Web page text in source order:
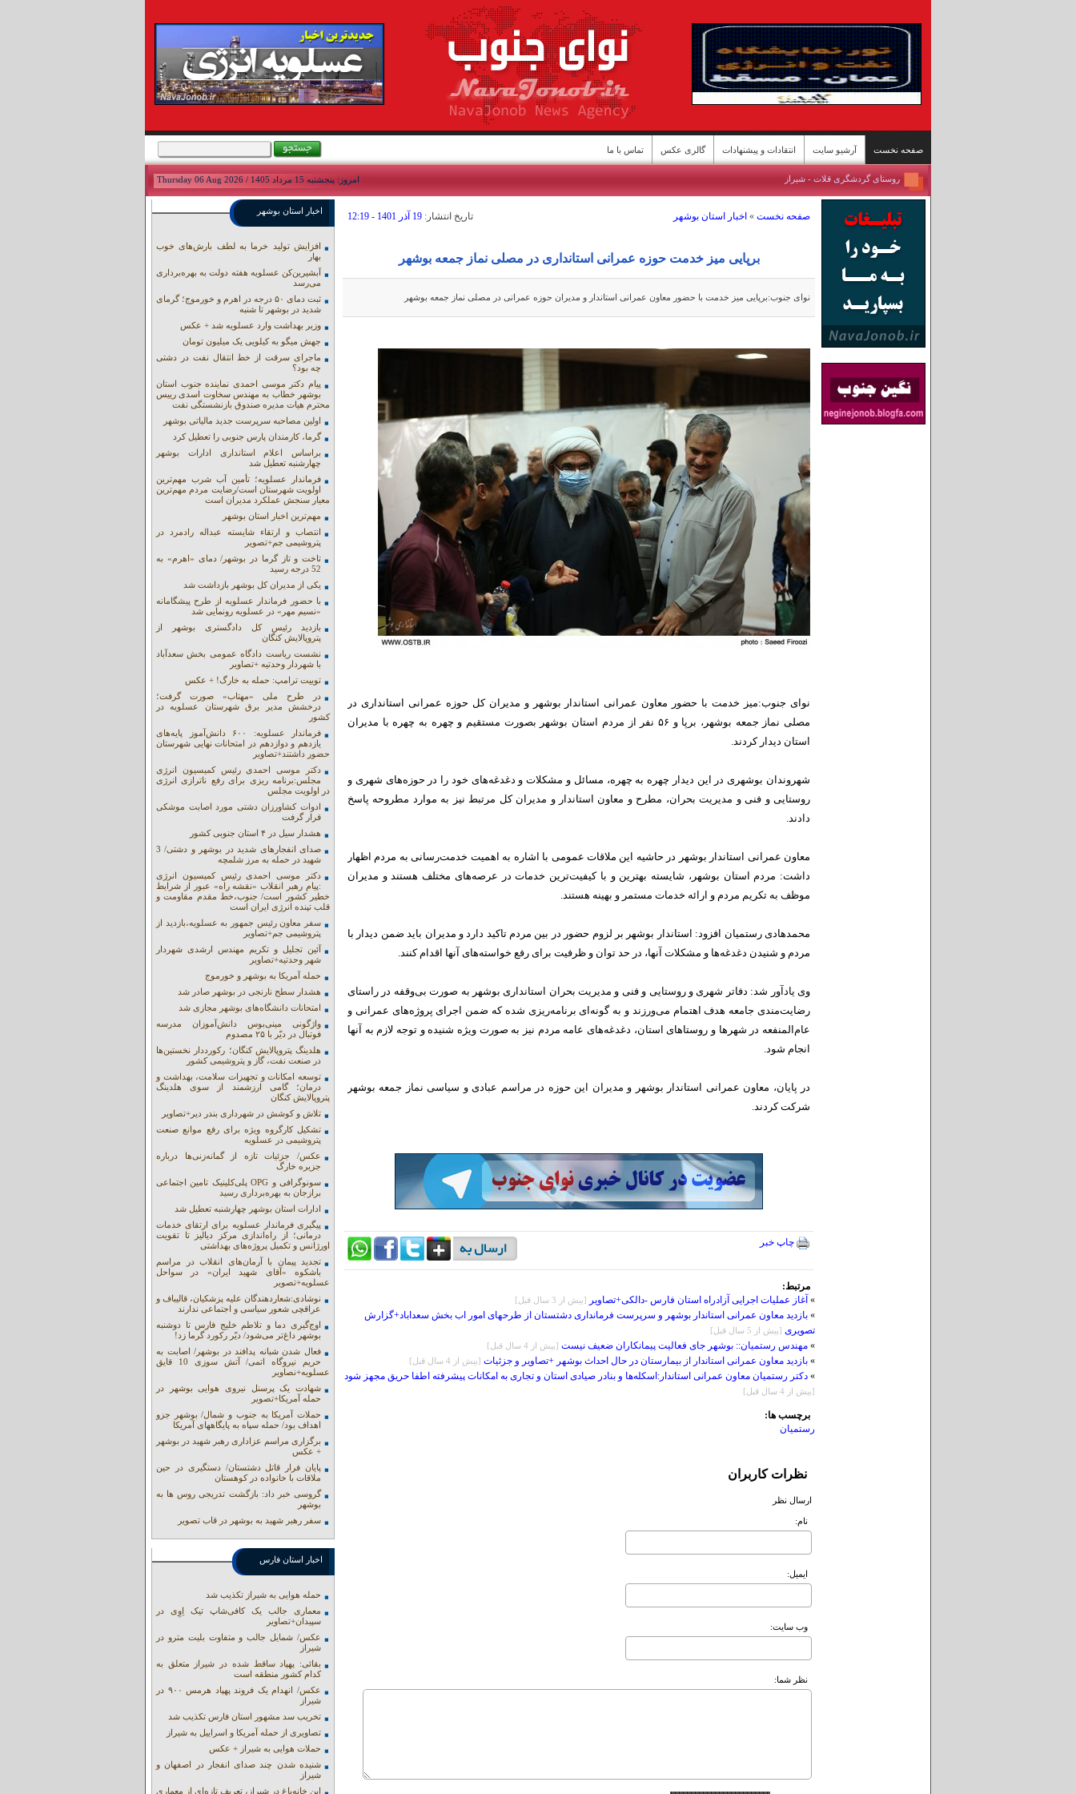
صفحه نخست آرشیو سایت انتقادات و پیشنهادات گالری عکس تماس با ما
روستای گردشگری قلات - شیراز
پل محور «رودان - بندرعباس» پس حمله آمریکا
بندرعباس جان ایران
نفیسه روشن از همدم جدیدش رونمایی کرد + عکس
عکس های آیت الله خامنه ای قبل از شهادت
اولین تصاویر از سردار وحیدی پس از جنگ
تصاویر/معماری خاص یک ایستگاه مترو
ییلاقات سوادکوه؛ پناهگاه خنک در اوج گرمای تابستان
مسابقات کشتی سنتی لوچو - روستای چرات
امروز: پنجشنبه 15 مرداد 1405 / Thursday 06 Aug 2026
صفحه نخست » اخبار استان بوشهر تاريخ انتشار: 19 آذر 1401 - 12:19
برپایی میز خدمت حوزه عمرانی استانداری در مصلی نماز جمعه بوشهر
نوای جنوب:برپایی میز خدمت با حضور معاون عمرانی استاندار و مدیران حوزه عمرانی در مصلی نماز جمعه بوشهر
نوای جنوب:میز خدمت با حضور معاون عمرانی استاندار بوشهر و مدیران کل حوزه عمرانی استانداری در
مصلی نماز جمعه بوشهر، برپا و ۵۶ نفر از مردم استان بوشهر بصورت مستقیم و چهره به چهره با مدیران
استان دیدار کردند.
شهروندان بوشهری در این دیدار چهره به چهره، مسائل و مشکلات و دغدغه‌های خود را در حوزه‌های شهری و
روستایی و فنی و مدیریت بحران، مطرح و معاون استاندار و مدیران کل مرتبط نیز به موارد مطروحه پاسخ
دادند.
معاون عمرانی استاندار بوشهر در حاشیه این ملاقات عمومی با اشاره به اهمیت خدمت‌رسانی به مردم اظهار
داشت: مردم استان بوشهر، شایسته بهترین و با کیفیت‌ترین خدمات در عرصه‌های مختلف هستند و مدیران
موظف به تکریم مردم و ارائه خدمات مستمر و بهینه هستند.
محمدهادی رستمیان افزود: استاندار بوشهر بر لزوم حضور در بین مردم تاکید دارد و مدیران باید ضمن دیدار با
مردم و شنیدن دغدغه‌ها و مشکلات آنها، در حد توان و ظرفیت برای رفع خواسته‌های آنها اقدام کنند.
وی یادآور شد: دفاتر شهری و روستایی و فنی و مدیریت بحران استانداری بوشهر به صورت بی‌وقفه در راستای
رضایت‌مندی جامعه هدف اهتمام می‌ورزند و به گونه‌ای برنامه‌ریزی شده که ضمن اجرای پروژه‌های عمرانی و
عام‌المنفعه در شهرها و روستاهای استان، دغدغه‌های عامه مردم نیز به صورت ویژه شنیده و توجه لازم به آنها
انجام شود.
در پایان، معاون عمرانی استاندار بوشهر و مدیران این حوزه در مراسم عبادی و سیاسی نماز جمعه بوشهر
شرکت کردند.
چاپ خبر
مرتبط:
» آغاز عملیات اجرایی آزادراه استان فارس -دالکی+تصاویر [بيش از 3 سال قبل]
» بازدید معاون عمرانی استاندار بوشهر و سرپرست فرمانداری دشتستان از طرحهای امور اب بخش سعداباد+گزارش
تصویری [بيش از 5 سال قبل]
» مهندس رستمیان:: بوشهر جای فعالیت پیمانکاران ضعیف نیست [بيش از 4 سال قبل]
» بازدید معاون عمرانی استاندار از بیمارستان در حال احداث بوشهر +تصاویر و جزئیات [بيش از 4 سال قبل]
» دکتر رستمیان معاون عمرانی استاندار:اسکله‌ها و بنادر صیادی استان و تجاری به امکانات پیشرفته اطفا حریق مجهز شود
[بيش از 4 سال قبل]
برچسب ها:
رستمیان
نظرات کاربران
ارسال نظر
نام:
ايميل:
وب سايت:
نظر شما:
اخبار استان بوشهر
افزایش تولید خرما به لطف بارش‌های خوب
بهار
آبشیرین‌کن عسلویه هفته دولت به بهره‌برداری
می‌رسد
ثبت دمای ۵۰ درجه در اهرم و خورموج؛ گرمای
شدید در بوشهر تا شنبه
وزیر بهداشت وارد عسلویه شد + عکس
جهش میگو به کیلویی یک میلیون تومان
ماجرای سرقت از خط انتقال نفت در دشتی
چه بود؟
پیام دکتر موسی احمدی نماینده جنوب استان
بوشهر خطاب به مهندس سخاوت اسدی رییس
محترم هیات مدیره صندوق بازنشستگی نفت
اولین مصاحبه سرپرست جدید مالیاتی بوشهر
گرما، کارمندان پارس جنوبی را تعطیل کرد
براساس اعلام استانداری ادارات بوشهر
چهارشنبه تعطیل شد
فرماندار عسلویه؛ تأمین آب شرب مهم‌ترین
اولویت شهرستان است/رضایت مردم مهم‌ترین
معیار سنجش عملکرد مدیران است
مهم‌ترین اخبار استان بوشهر
انتصاب و ارتقاء شایسته عبداله رادمرد در
پتروشیمی جم+تصویر
تاخت و تاز گرما در بوشهر/ دمای «اهرم» به
52 درجه رسید
یکی از مدیران کل بوشهر بازداشت شد
با حضور فرماندار عسلویه از طرح پیشگامانه
«نسیم مهر» در عسلویه رونمایی شد
بازدید رئیس کل دادگستری بوشهر از
پتروپالایش کنگان
نشست ریاست دادگاه عمومی بخش سعدآباد
با شهردار وحدتیه +تصاویر
توییت ترامپ: حمله به خارگ! + عکس
در طرح ملی «مهتاب» صورت گرفت؛
درخشش مدیر برق شهرستان عسلویه در
کشور
فرماندار عسلویه: ۶۰۰ دانش‌آموز پایه‌های
یازدهم و دوازدهم در امتحانات نهایی شهرستان
حضور داشتند+تصاویر
دکتر موسی احمدی رئیس کمیسیون انرژی
مجلس:برنامه ریزی برای رفع ناترازی انرژی
در اولویت مجلس
ادوات کشاورزان دشتی مورد اصابت موشکی
قرار گرفت
هشدار سیل در ۴ استان جنوبی کشور
صدای انفجارهای شدید در بوشهر و دشتی/ 3
شهید در حمله به مرز شلمچه
دکتر موسی احمدی رئیس کمیسیون انرژی
:پیام رهبر انقلاب «نقشه راه» عبور از شرایط
خطیر کشور است/ جنوب،خط مقدم مقاومت و
قلب تپنده انرژی ایران است
سفر معاون رئیس جمهور به عسلویه،بازدید از
پتروشیمی جم+تصاویر
آئین تجلیل و تکریم مهندس ارشدی شهردار
شهر وحدتیه+تصاویر
حمله آمریکا به بوشهر و خورموج
هشدار سطح نارنجی در بوشهر صادر شد
امتحانات دانشگاه‌های بوشهر مجازی شد
واژگونی مینی‌بوس دانش‌آموزان مدرسه
فوتبال در دیّر با ۲۵ مصدوم
هلدینگ پتروپالایش کنگان؛ رکورددار نخستین‌ها
در صنعت نفت، گاز و پتروشیمی کشور
توسعه امکانات و تجهیزات سلامت، بهداشت و
درمان؛ گامی ارزشمند از سوی هلدینگ
پتروپالایش کنگان
تلاش و کوشش در شهرداری بندر دیر+تصاویر
تشکیل کارگروه ویژه برای رفع موانع صنعت
پتروشیمی در عسلویه
عکس/ جزئیات تازه از گمانه‌زنی‌ها درباره
جزیره خارگ
سونوگرافی و OPG پلی‌کلینیک تامین اجتماعی
برازجان به بهره‌برداری رسید
ادارات استان بوشهر چهارشنبه تعطیل شد
پیگیری فرماندار عسلویه برای ارتقای خدمات
درمانی؛ از راه‌اندازی مرکز دیالیز تا تقویت
اورژانس و تکمیل پروژه‌های بهداشتی
تجدید پیمان با آرمان‌های انقلاب در مراسم
باشکوه «آقای شهید ایران» در سواحل
عسلویه+تصویر
نوشادی:شعاردهندگان علیه پزشکیان، قالیباف و
عراقچی شعور سیاسی و اجتماعی ندارند
اوج‌گیری دما و تلاطم خلیج فارس تا دوشنبه
بوشهر داغ‌تر می‌شود/ دیّر رکورد گرما زد!
فعال شدن شبانه پدافند در بوشهر/ اصابت به
حریم نیروگاه اتمی/ آتش سوزی 10 قایق
عسلویه+نصاویر
شهادت یک پرسنل نیروی هوایی بوشهر در
حمله آمریکا+تصویر
حملات آمریکا به جنوب و شمال/ بوشهر جزو
اهداف بود/ حمله سپاه به پایگاههای آمریکا
برگزاری مراسم عزاداری رهبر شهید در بوشهر
+ عکس
پایان فرار قاتل دشتستان/ دستگیری در حین
ملاقات با خانواده در کوهستان
گروسی خبر داد: بازگشت تدریجی روس ها به
بوشهر
سفر رهبر شهید به بوشهر در قاب تصویر
اخبار استان فارس
حمله هوایی به شیراز تکذیب شد
معماری جالب یک کافی‌شاپ تیک اِوِی در
سپیدان+تصاویر
عکس/ شمایل جالب و متفاوت بلیت مترو در
شیراز
بقائی: پهپاد ساقط شده در شیراز متعلق به
کدام کشور منطقه است
عکس/ انهدام یک فروند پهپاد هرمس ۹۰۰ در
شیراز
تخریب سد مشهور استان فارس تکذیب شد
تصاویری از حمله آمریکا و اسراییل به شیراز
حملات هوایی به شیراز + عکس
شنیده شدن چند صدای انفجار در اصفهان و
شیراز
این خانه‌باغ در شیراز، تعریف تازه‌ای از معماری